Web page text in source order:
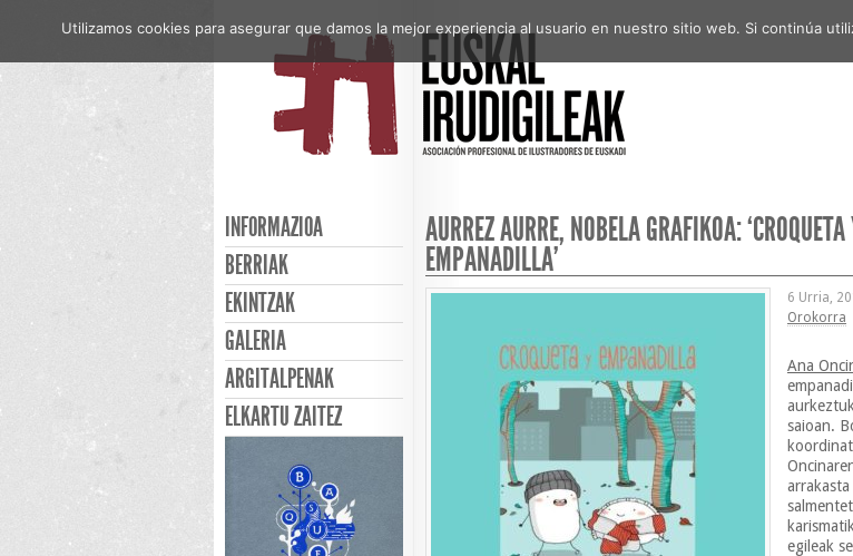
INFORMAZIOA
BERRIAK
EKINTZAK
GALERIA
ARGITALPENAK
ELKARTU ZAITEZ
AURREZ AURRE, NOBELA GRAFIKOA:
EMPANADILLA’
6 Urria,
Orokorra
Ana
saioan.
egileak
Utilizamos cookies para asegurar que damos la mejor experiencia al usuario en nuestro sitio web. Si continúa